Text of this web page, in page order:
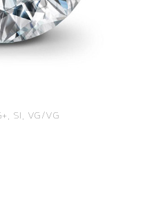
SI, VG/VG